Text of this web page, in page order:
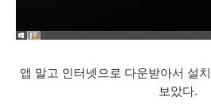
앱 말고 인터넷으로 다운받아서 설
보았다.